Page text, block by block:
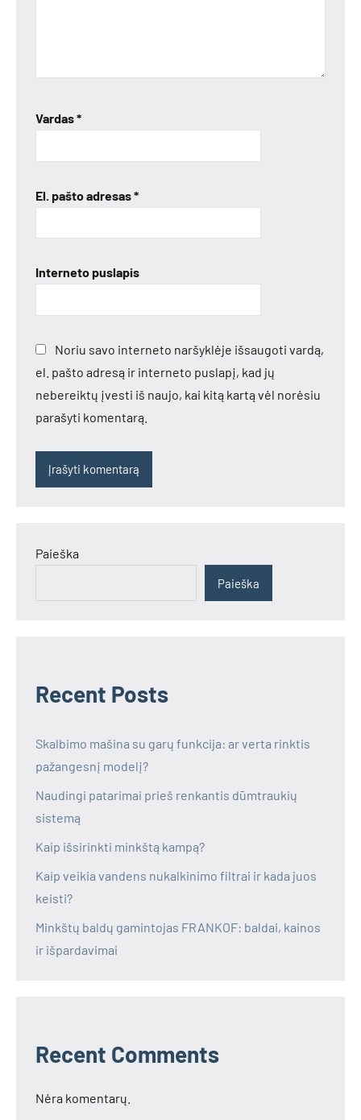
Vardas*
El. pašto adresas*
Interneto puslapis
Noriu savo interneto naršyklėje išsaugoti vardą,
el. pašto adresą ir interneto puslapį, kad jų
nebereiktų įvesti iš naujo, kai kitą kartą vėl norėsiu
parašyti komentarą.
Paieška
Paieška
Recent Posts
Skalbimo mašina su garų funkcija: ar verta rinktis
pažangesnį modelį?
Naudingi patarimai prieš renkantis dūmtraukių
sistemą
Kaip išsirinkti minkštą kampą?
Kaip veikia vandens nukalkinimo filtrai ir kada juos
keisti?
Minkštų baldų gamintojas FRANKOF: baldai, kainos
ir išpardavimai
Recent Comments
Nėra komentarų.